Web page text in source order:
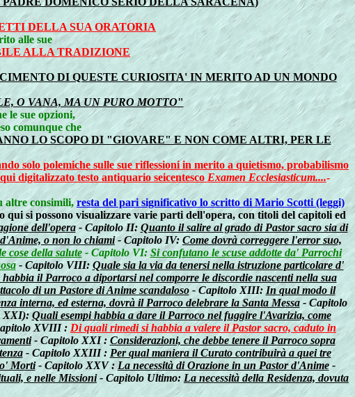
DELLA SUA ORATORIA
alle sue
ALLA TRADIZIONE
DI QUESTE CURIOSITA' IN MERITO AD UN MONDO
O VANA, MA UN PURO MOTTO"
le sue opzioni,
comunque che
LO SCOPO DI "GIOVARE" E NON COME ALTRI, PER LE
solo polemiche sulle sue riflessioni in merito a quietismo, probabilismo
digitalizzato testo antiquario seicentescoExamen Ecclesiasticum....-
altre consimili,resta del pari significativo lo scritto di Mario Scotti (leggi)
qui si possono visualizzare varie parti dell'opera, con titoli del capitoli ed
dell'opera- Capitolo II: Quanto il salire al grado di Pastor sacro sia di
o non lo chiami- Capitolo IV: Come dovrà correggere l'error suo,
cose della salute- Capitolo VI:Si confutano le scuse addotte da' Parrochi
- Capitolo VIII:Quale sia la via da tenersi nella istruzione particolare d'
il Parroco a diportarsi nel comporre le discordie nascenti nella sua
di un Pastore di Anime scandaloso- Capitolo XIII: In qual modo il
interna, ed esterna, dovrà il Parroco delebrare la Santa Messa- Capitolo
XXI):Quali esempi habbia a dare il Parroco nel fuggire l'Avarizia, come
XVIII : Di quali rimedi si habbia a valere il Pastor sacro, caduto in
- Capitolo XXI : Considerazioni, che debbe tenere il Parroco sopra
- Capitolo XXIII : Per qual maniera il Curato contribuirà a quei tre
Morti- Capitolo XXV : La necessità di Orazione in un Pastor d'Anime-
e nelle Missioni- Capitolo Ultimo: La necessità della Residenza, dovuta